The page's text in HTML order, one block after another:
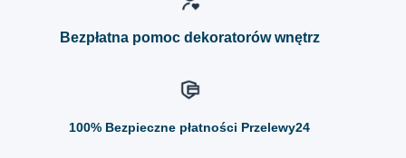
Bezpłatna pomoc dekoratorów wnętrz
100% Bezpieczne płatności Przelewy24